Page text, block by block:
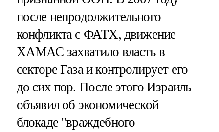
после непродолжительного
конфликта с ФАТХ, движение
ХАМАС захватило власть в
секторе Газа и контролирует его
до сих пор. После этого Израиль
объявил об экономической
блокаде "враждебного